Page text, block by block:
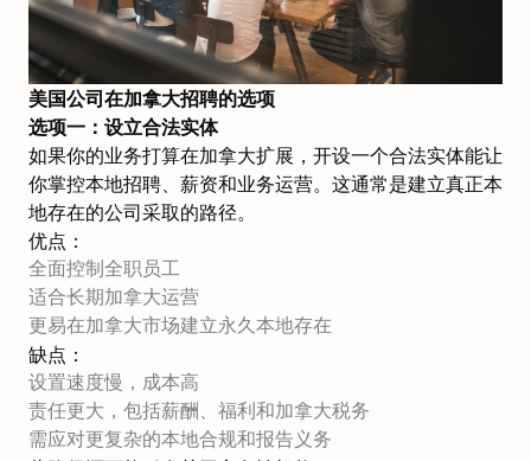
美国公司在加拿大招聘的选项
选项一：设立合法实体
如果你的业务打算在加拿大扩展，开设一个合法实体能让
你掌控本地招聘、薪资和业务运营。这通常是建立真正本
地存在的公司采取的路径。
优点：
全面控制全职员工
适合长期加拿大运营
更易在加拿大市场建立永久本地存在
缺点：
设置速度慢，成本高
责任更大，包括薪酬、福利和加拿大税务
需应对更复杂的本地合规和报告义务